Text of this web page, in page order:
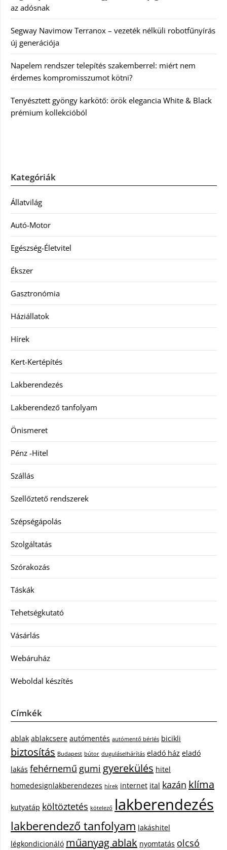
az adósnak
Segway Navimow Terranox – vezeték nélküli robotfűnyírás
új generációja
Napelem rendszer telepítés szakemberrel: miért nem
érdemes kompromisszumot kötni?
Tenyésztett gyöngy karkötő: örök elegancia White & Black
prémium kollekcióból
Kategóriák
Állatvilág
Autó-Motor
Egészség-Életvitel
Ékszer
Gasztronómia
Háziállatok
Hírek
Kert-Kertépítés
Lakberendezés
Lakberendező tanfolyam
Önismeret
Pénz -Hitel
Szállás
Szellőztető rendszerek
Szépségápolás
Szolgáltatás
Szórakozás
Táskák
Tehetségkutató
Vásárlás
Webáruház
Weboldal készítés
Címkék
ablak ablakcsere autómentés autómentő bérlés bicikli
biztosítás Budapest bútor duguláselhárítás eladó ház eladó
lakás fehérnemű gumi gyerekülés hitel
homedesignlakberendezes hírek internet ital kazán klíma
kutyatáp költöztetés kötelező lakberendezés
lakberendező tanfolyam lakáshitel
légkondicionáló műanyag ablak nyomtatás olcsó